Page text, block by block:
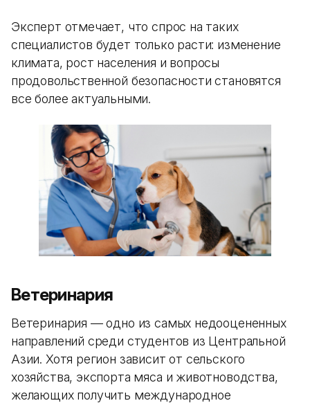
Эксперт отмечает, что спрос на таких
специалистов будет только расти: изменение
климата, рост населения и вопросы
продовольственной безопасности становятся
все более актуальными.
Ветеринария
Ветеринария — одно из самых недооцененных
направлений среди студентов из Центральной
Азии. Хотя регион зависит от сельского
хозяйства, экспорта мяса и животноводства,
желающих получить международное